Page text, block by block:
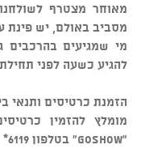
מאוחר מצטרף
מסביב באולם, יש פינת
מי שמגיעים בהרכבים
להגיע כשעה לפני
הזמנת כרטיסים ותנאי
מומלץ להזמין
"GOSHOW" בטלפון 6119*